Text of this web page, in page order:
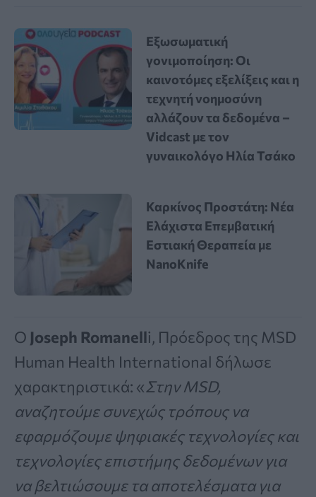
Εξωσωματική
γονιμοποίηση: Οι
καινοτόμες εξελίξεις και η
τεχνητή νοημοσύνη
αλλάζουν τα δεδομένα –
Vidcast με τον
γυναικολόγο Ηλία Τσάκο
Καρκίνος Προστάτη: Νέα
Ελάχιστα Επεμβατική
Εστιακή Θεραπεία με
NanoKnife
Ο Joseph Romanelli, Πρόεδρος της MSD
Human Health International δήλωσε
χαρακτηριστικά: «Στην MSD,
αναζητούμε συνεχώς τρόπους να
εφαρμόζουμε ψηφιακές τεχνολογίες και
τεχνολογίες επιστήμης δεδομένων για
να βελτιώσουμε τα αποτελέσματα για